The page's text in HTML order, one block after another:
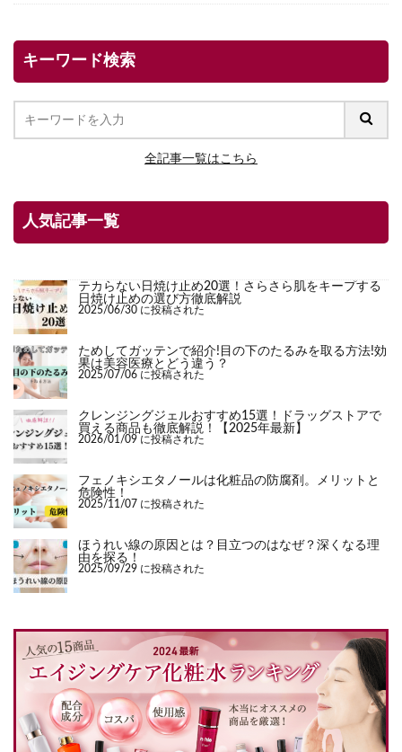
キーワード検索
全記事一覧はこちら
人気記事一覧
テカらない日焼け止め20選！さらさら肌をキープする
日焼け止めの選び方徹底解説
2025/06/30 に投稿された
ためしてガッテンで紹介!目の下のたるみを取る方法!効
果は美容医療とどう違う？
2025/07/06 に投稿された
クレンジングジェルおすすめ15選！ドラッグストアで
買える商品も徹底解説！【2025年最新】
2026/01/09 に投稿された
フェノキシエタノールは化粧品の防腐剤。メリットと
危険性！
2025/11/07 に投稿された
ほうれい線の原因とは？目立つのはなぜ？深くなる理
由を探る！
2025/09/29 に投稿された